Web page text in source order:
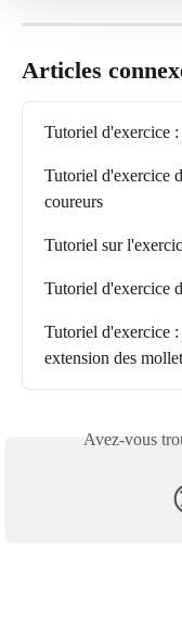
Articles
Tutoriel d'exercice :
Tutoriel d'exercice
coureurs
Tutoriel sur
Tutoriel d'exercice
Tutoriel d'exercice
extension des
Avez-vous